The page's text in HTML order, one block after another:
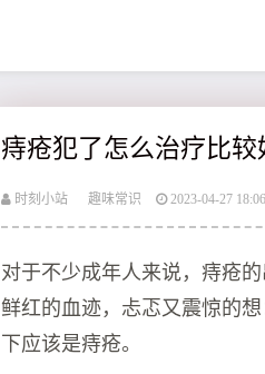
痔疮犯了怎么治疗比较
时刻小站 趣味常识 2023-04-27 18:06
对于不少成年人来说，痔疮
鲜红的血迹，忐忑又震惊的
下应该是痔疮。